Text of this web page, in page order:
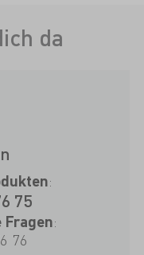
da
:
75
:
76